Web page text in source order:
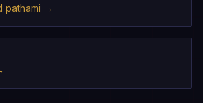
pathami →